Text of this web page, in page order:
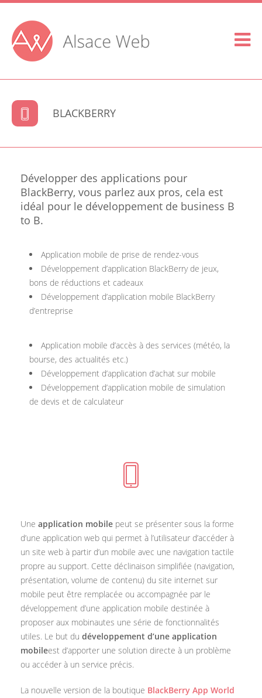
BLACKBERRY
Développer des applications pour
BlackBerry, vous parlez aux pros, cela est
idéal pour le développement de business B
to B.
Application mobile de prise de rendez-vous
Développement d’application BlackBerry de jeux,
bons de réductions et cadeaux
Développement d’application mobile BlackBerry
d’entreprise
Application mobile d’accès à des services (météo, la
bourse, des actualités etc.)
Développement d’application d’achat sur mobile
Développement d’application mobile de simulation
de devis et de calculateur
Une application mobile peut se présenter sous la forme
d’une application web qui permet à l’utilisateur d’accéder à
un site web à partir d’un mobile avec une navigation tactile
propre au support. Cette déclinaison simplifiée (navigation,
présentation, volume de contenu) du site internet sur
mobile peut être remplacée ou accompagnée par le
développement d’une application mobile destinée à
proposer aux mobinautes une série de fonctionnalités
utiles. Le but du développement d’une application
mobileest d’apporter une solution directe à un problème
ou accéder à un service précis.
La nouvelle version de la boutique BlackBerry App World